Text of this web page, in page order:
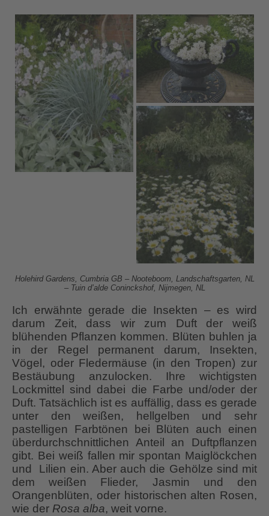
Holehird Gardens, Cumbria GB – Nooteboom, Landschaftsgarten, NL
– Tuin d’alde Coninckshof, Nijmegen, NL
Ich erwähnte gerade die Insekten – es wird
darum Zeit, dass wir zum Duft der weiß
blühenden Pflanzen kommen. Blüten buhlen ja
in der Regel permanent darum, Insekten,
Vögel, oder Fledermäuse (in den Tropen) zur
Bestäubung anzulocken. Ihre wichtigsten
Lockmittel sind dabei die Farbe und/oder der
Duft. Tatsächlich ist es auffällig, dass es gerade
unter den weißen, hellgelben und sehr
pastelligen Farbtönen bei Blüten auch einen
überdurchschnittlichen Anteil an Duftpflanzen
gibt. Bei weiß fallen mir spontan Maiglöckchen
und Lilien ein. Aber auch die Gehölze sind mit
dem weißen Flieder, Jasmin und den
Orangenblüten, oder historischen alten Rosen,
wie der Rosa alba, weit vorne.